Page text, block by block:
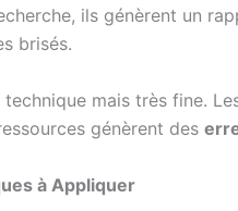
ils génèrent un
brisés.
mais très fine.
génèrent des
à Appliquer